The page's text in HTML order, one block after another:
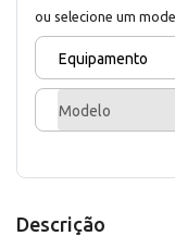
ou selecione um
Equipamento
Modelo
Descrição